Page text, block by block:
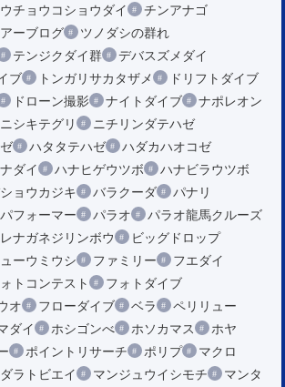
チョウコショウダイ
チンアナゴ
ーブログ
ツノダシの群れ
テンジクダイ群
デバスズメダイ
ブ
トンガリサカタザメ
ドリフトダイブ
ドローン撮影 ナイトダイブ
ナポレオン
ニシキテグリ
ニチリンダテハゼ
ハタタテハゼ
ハダカハオコゼ
ダイ ハナヒゲウツボ
ハナビラウツボ
ョウカジキ バラクーダ
パナリ
パフォーマー パラオ
パラオ龍馬クルーズ
ナガネジリンボウ
ビッグドロップ
ーウミウシ ファミリー
フエダイ
トコンテスト
フォトダイブ
オ
フローダイブ ベラ
ペリリュー
ダイ
ホシゴンべ ホソカマス
ホヤ
ポイントリサーチ ポリプ
マクロ
ラトビエイ マンジュウイシモチ
マンタ